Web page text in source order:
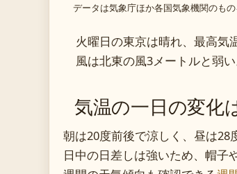
データは気象庁ほか各国気象機関のも
火曜日の東京は晴れ、最高気
風は北東の風3メートルと弱
気温の一日の変化
朝は20度前後で涼しく、昼は28
日中の日差しは強いため、帽子